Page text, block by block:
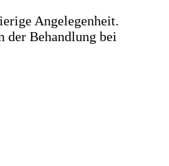
Angelegenheit.
der Behandlung bei